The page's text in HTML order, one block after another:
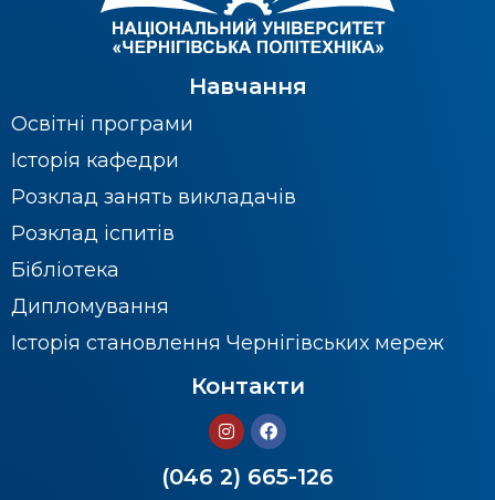
Навчання
Освітні програми
Історія кафедри
Розклад занять викладачів
Розклад іспитів
Бібліотека
Дипломування
Історія становлення Чернігівських мереж
Контакти
(046 2) 665-126